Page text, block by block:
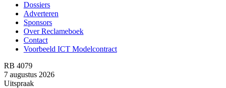
Dossiers
Adverteren
Sponsors
Over Reclameboek
Contact
Voorbeeld ICT Modelcontract
RB 4079
7 augustus 2026
Uitspraak